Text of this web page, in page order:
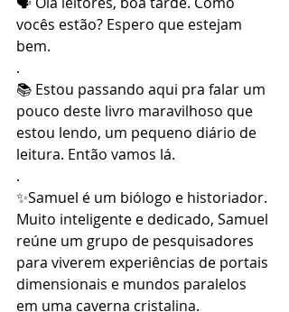
vocês estão? Espero que estejam
bem.
.
📚 Estou passando aqui pra falar um
pouco deste livro maravilhoso que
estou lendo, um pequeno diário de
leitura. Então vamos lá.
.
✨Samuel é um biólogo e historiador.
Muito inteligente e dedicado, Samuel
reúne um grupo de pesquisadores
para viverem experiências de portais
dimensionais e mundos paralelos
em uma caverna cristalina.